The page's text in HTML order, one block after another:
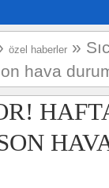
özel haberler »
hava